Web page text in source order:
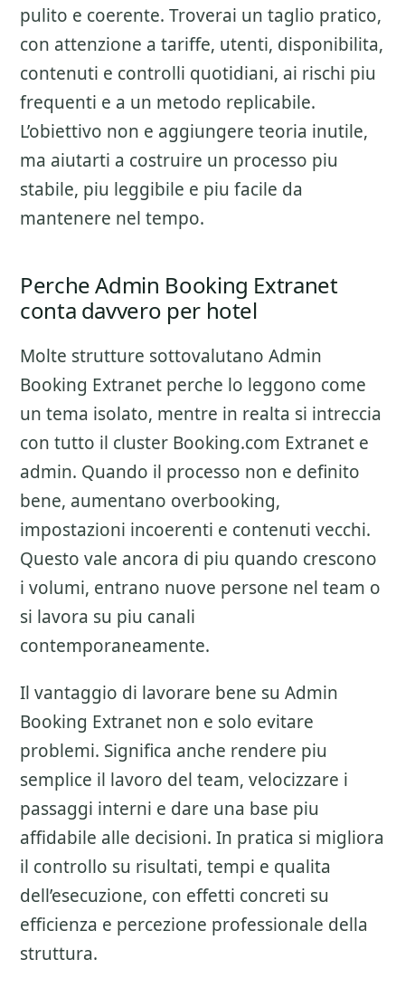
pulito e coerente. Troverai un taglio pratico,
con attenzione a tariffe, utenti, disponibilita,
contenuti e controlli quotidiani, ai rischi piu
frequenti e a un metodo replicabile.
L’obiettivo non e aggiungere teoria inutile,
ma aiutarti a costruire un processo piu
stabile, piu leggibile e piu facile da
mantenere nel tempo.
Perche Admin Booking Extranet
conta davvero per hotel
Molte strutture sottovalutano Admin
Booking Extranet perche lo leggono come
un tema isolato, mentre in realta si intreccia
con tutto il cluster Booking.com Extranet e
admin. Quando il processo non e definito
bene, aumentano overbooking,
impostazioni incoerenti e contenuti vecchi.
Questo vale ancora di piu quando crescono
i volumi, entrano nuove persone nel team o
si lavora su piu canali
contemporaneamente.
Il vantaggio di lavorare bene su Admin
Booking Extranet non e solo evitare
problemi. Significa anche rendere piu
semplice il lavoro del team, velocizzare i
passaggi interni e dare una base piu
affidabile alle decisioni. In pratica si migliora
il controllo su risultati, tempi e qualita
dell’esecuzione, con effetti concreti su
efficienza e percezione professionale della
struttura.